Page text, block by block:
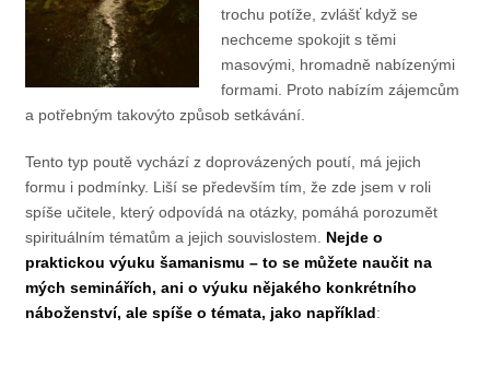
trochu potíže, zvlášť když se
nechceme spokojit s těmi
masovými, hromadně nabízenými
formami. Proto nabízím zájemcům
a potřebným takovýto způsob setkávání.
Tento typ poutě vychází z doprovázených poutí, má jejich
formu i podmínky. Liší se především tím, že zde jsem v roli
spíše učitele, který odpovídá na otázky, pomáhá porozumět
spirituálním tématům a jejich souvislostem. Nejde o
praktickou výuku šamanismu – to se můžete naučit na
mých seminářích, ani o výuku nějakého konkrétního
náboženství, ale spíše o témata, jako například: